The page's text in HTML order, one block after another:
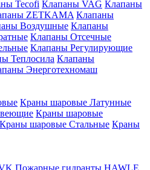
Tecofi Клапаны VAG Клапаны
ZETKAMA Клапаны
Воздушные Клапаны
Клапаны Отсечные
Клапаны Регулирующие
Теплосила Клапаны
Энерготехномаш
Краны шаровые Латунные
Краны шаровые
Краны шаровые Стальные Краны
Пожарные гидранты HAWLE